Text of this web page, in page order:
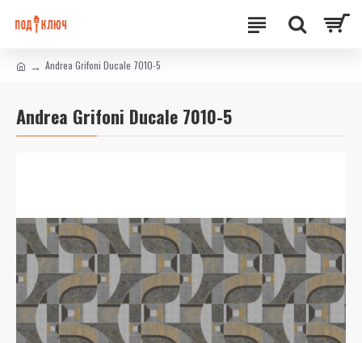
Andrea Grifoni Ducale 7010-5
Andrea Grifoni Ducale 7010-5